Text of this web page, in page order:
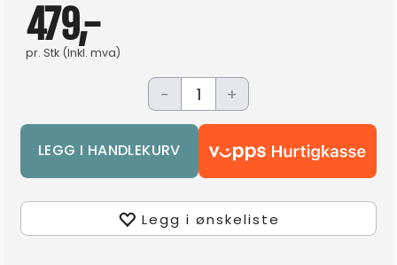
479,-
pr. Stk (Inkl. mva)
- +
Legg i ønskeliste